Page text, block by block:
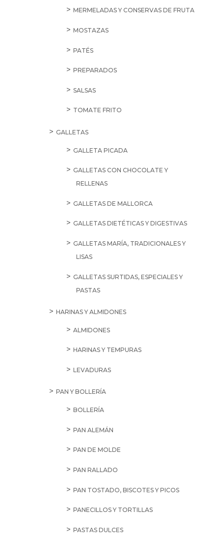
MERMELADAS Y CONSERVAS DE FRUTA
MOSTAZAS
PATÉS
PREPARADOS
SALSAS
TOMATE FRITO
GALLETAS
GALLETA PICADA
GALLETAS CON CHOCOLATE Y
RELLENAS
GALLETAS DE MALLORCA
GALLETAS DIETÉTICAS Y DIGESTIVAS
GALLETAS MARÍA, TRADICIONALES Y
LISAS
GALLETAS SURTIDAS, ESPECIALES Y
PASTAS
HARINAS Y ALMIDONES
ALMIDONES
HARINAS Y TEMPURAS
LEVADURAS
PAN Y BOLLERÍA
BOLLERÍA
PAN ALEMÁN
PAN DE MOLDE
PAN RALLADO
PAN TOSTADO, BISCOTES Y PICOS
PANECILLOS Y TORTILLAS
PASTAS DULCES